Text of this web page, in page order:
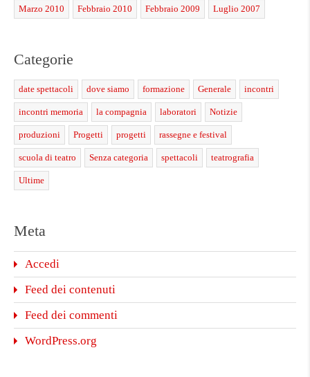
Marzo 2010 Febbraio 2010 Febbraio 2009 Luglio 2007
Categorie
date spettacoli dove siamo formazione Generale incontri
incontri memoria la compagnia laboratori Notizie
produzioni Progetti progetti rassegne e festival
scuola di teatro Senza categoria spettacoli teatrografia
Ultime
Meta
Accedi
Feed dei contenuti
Feed dei commenti
WordPress.org